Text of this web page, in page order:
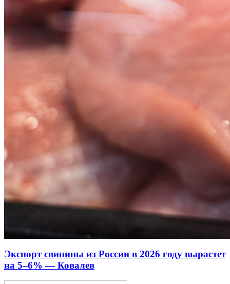
Экспорт свинины из России в 2026 году вырастет
на 5–6% — Ковалев